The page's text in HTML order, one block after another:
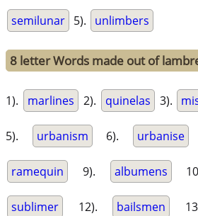
semilunar 5). unlimbers
8 letter Words made out of
1). marlines 2). quinelas 3).
5). urbanism 6). urbanise
ramequin 9). albumens
sublimer 12). bailsmen